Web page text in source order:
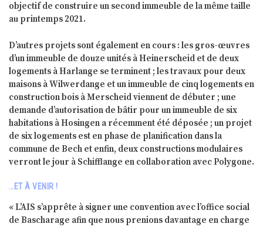
objectif de construire un second immeuble de la même taille
au printemps 2021.
D’autres projets sont également en cours : les gros-œuvres
d’un immeuble de douze unités à Heinerscheid et de deux
logements à Harlange se terminent ; les travaux pour deux
maisons à Wilwerdange et un immeuble de cinq logements en
construction bois à Merscheid viennent de débuter ; une
demande d’autorisation de bâtir pour un immeuble de six
habitations à Hosingen a récemment été déposée ; un projet
de six logements est en phase de planification dans la
commune de Bech et enfin, deux constructions modulaires
verront le jour à Schifflange en collaboration avec Polygone.
…ET À VENIR !
« L’AIS s’apprête à signer une convention avec l’office social
de Bascharage afin que nous prenions davantage en charge